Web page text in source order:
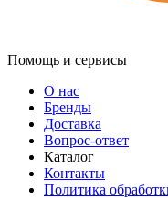
Помощь и сервисы
О нас
Бренды
Доставка
Вопрос-ответ
Каталог
Контакты
Политика